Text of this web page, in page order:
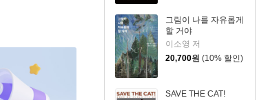
그림이 나를 자유롭게
할 거야
이소영 저
20,700원 (10% 할인)
SAVE THE CAT!